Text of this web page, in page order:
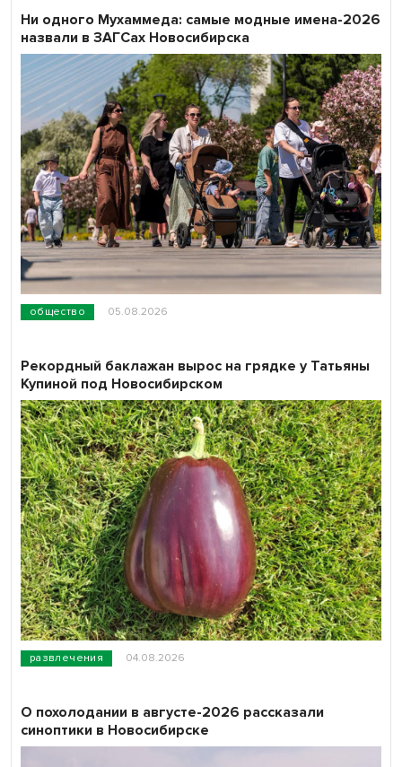
общество 05.08.2026
Ни одного Мухаммеда: самые модные имена-2026
назвали в ЗАГСах Новосибирска
развлечения 04.08.2026
Рекордный баклажан вырос на грядке у Татьяны
Купиной под Новосибирском
О похолодании в августе-2026 рассказали
синоптики в Новосибирске